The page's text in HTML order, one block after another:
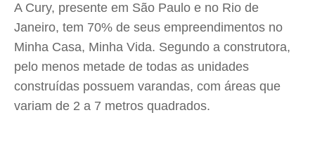
A Cury, presente em São Paulo e no Rio de
Janeiro, tem 70% de seus empreendimentos no
Minha Casa, Minha Vida. Segundo a construtora,
pelo menos metade de todas as unidades
construídas possuem varandas, com áreas que
variam de 2 a 7 metros quadrados.